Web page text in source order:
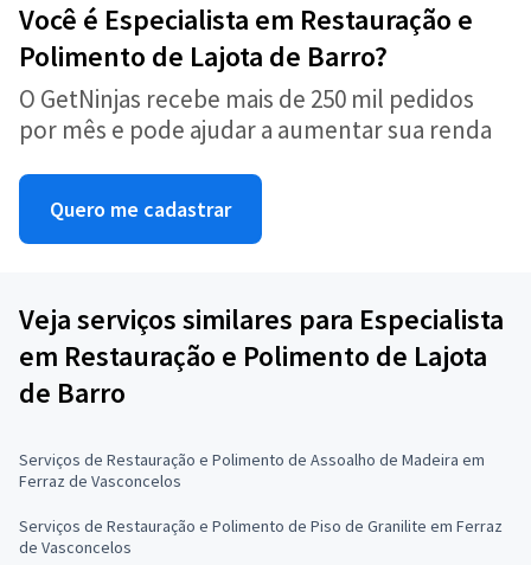
Você é Especialista em Restauração e
Polimento de Lajota de Barro?
O GetNinjas recebe mais de 250 mil pedidos
por mês e pode ajudar a aumentar sua renda
Quero me cadastrar
Veja serviços similares para Especialista
em Restauração e Polimento de Lajota
de Barro
Serviços de Restauração e Polimento de Assoalho de Madeira em
Ferraz de Vasconcelos
Serviços de Restauração e Polimento de Piso de Granilite em Ferraz
de Vasconcelos